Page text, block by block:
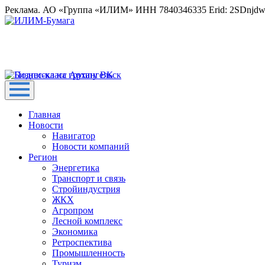
Реклама. АО «Группа «ИЛИМ» ИНН 7840346335 Erid:
Главная
Новости
Навигатор
Новости компаний
Регион
Энергетика
Транспорт и связь
Стройиндустрия
ЖКХ
Агропром
Лесной комплекс
Экономика
Ретроспектива
Промышленность